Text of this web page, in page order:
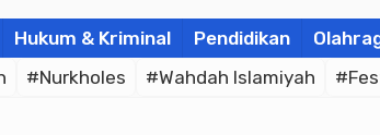
Hukum & Kriminal Pendidikan
#Nurkholes #Wahdah Islamiyah